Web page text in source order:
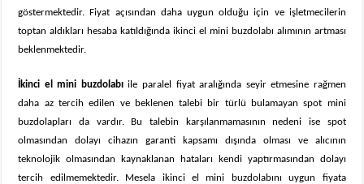
göstermektedir. Fiyat açısından daha uygun olduğu için ve işletmecilerin
toptan aldıkları hesaba katıldığında ikinci el mini buzdolabı alımının artması
beklenmektedir.
İkinci el mini buzdolabıile paralel fiyat aralığında seyir etmesine rağmen
daha az tercih edilen ve beklenen talebi bir türlü bulamayan spot mini
buzdolapları da vardır. Bu talebin karşılanmamasının nedeni ise spot
olmasından dolayı cihazın garanti kapsamı dışında olması ve alıcının
teknolojik olmasından kaynaklanan hataları kendi yaptırmasından dolayı
tercih edilmemektedir. Mesela ikinci el mini buzdolabını uygun fiyata